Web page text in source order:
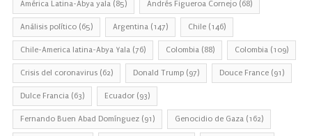
América Latina-Abya yala (85) Andrés Figueroa Cornejo (68)
Análisis político (65) Argentina (147) Chile (146)
Chile-America latina-Abya Yala (76) Colombia (88) Colombia (109)
Crisis del coronavirus (62) Donald Trump (97) Douce France (91)
Dulce Francia (63) Ecuador (93)
Fernando Buen Abad Domínguez (91) Genocidio de Gaza (162)